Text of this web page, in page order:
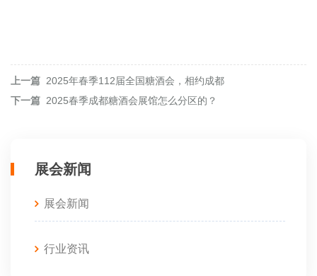
上一篇 2025年春季112届全国糖酒会，相约成都
下一篇 2025春季成都糖酒会展馆怎么分区的？
展会新闻
展会新闻
行业资讯